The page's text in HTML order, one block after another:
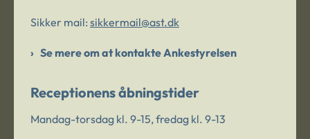
Sikker mail: sikkermail@ast.dk
Se mere om at kontakte Ankestyrelsen
Receptionens åbningstider
Mandag-torsdag kl. 9-15, fredag kl. 9-13